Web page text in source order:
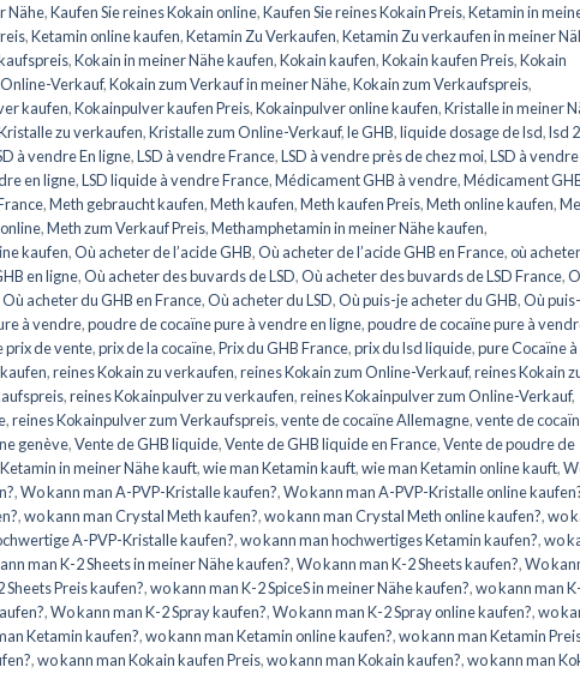
Nähe,Kaufen Sie reines Kokain online,Kaufen Sie reines Kokain Preis,Ketamin in
,Ketamin online kaufen,Ketamin Zu Verkaufen,Ketamin Zu verkaufen in meiner
,Kokain in meiner Nähe kaufen,Kokain kaufen,Kokain kaufen Preis,Kokain
Verkauf,Kokain zum Verkauf in meiner Nähe,Kokain zum Verkaufspreis,
kaufen,Kokainpulver kaufen Preis,Kokainpulver online kaufen,Kristalle in meiner
zu verkaufen,Kristalle zum Online-Verkauf,le GHB,liquide dosage de lsd,lsd
à vendre En ligne,LSD à vendre France,LSD à vendre près de chez moi,LSD à
en ligne,LSD liquide à vendre France,Médicament GHB à vendre,Médicament
,Meth gebraucht kaufen,Meth kaufen,Meth kaufen Preis,Meth online kaufen,
,Meth zum Verkauf Preis,Methamphetamin in meiner Nähe kaufen,
kaufen,Où acheter de l’acide GHB,Où acheter de l’acide GHB en France,où
en ligne,Où acheter des buvards de LSD,Où acheter des buvards de LSD France,
Où acheter du GHB en France,Où acheter du LSD,Où puis-je acheter du GHB,Où
à vendre,poudre de cocaïne pure à vendre en ligne,poudre de cocaïne pure à
prix de vente,prix de la cocaïne,Prix du GHB France,prix du lsd liquide,pure Cocaïne à
,reines Kokain zu verkaufen,reines Kokain zum Online-Verkauf,reines Kokain
,reines Kokainpulver zu verkaufen,reines Kokainpulver zum Online-Verkauf,
,reines Kokainpulver zum Verkaufspreis,vente de cocaïne Allemagne,vente de
genève,Vente de GHB liquide,Vente de GHB liquide en France,Vente de poudre de
in meiner Nähe kauft,wie man Ketamin kauft,wie man Ketamin online kauft,
,Wo kann man A-PVP-Kristalle kaufen?,Wo kann man A-PVP-Kristalle online
,wo kann man Crystal Meth kaufen?,wo kann man Crystal Meth online kaufen?,wo
A-PVP-Kristalle kaufen?,wo kann man hochwertiges Ketamin kaufen?,wo
man K-2 Sheets in meiner Nähe kaufen?,Wo kann man K-2 Sheets kaufen?,Wo
Sheets Preis kaufen?,wo kann man K-2 SpiceS in meiner Nähe kaufen?,wo kann man
,Wo kann man K-2 Spray kaufen?,Wo kann man K-2 Spray online kaufen?,wo
Ketamin kaufen?,wo kann man Ketamin online kaufen?,wo kann man Ketamin
,wo kann man Kokain kaufen Preis,wo kann man Kokain kaufen?,wo kann man